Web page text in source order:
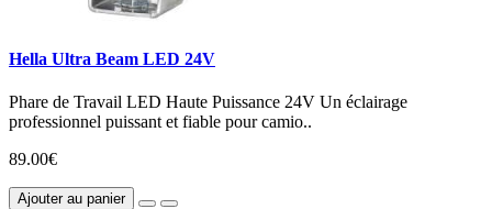
Hella Ultra Beam LED 24V
Phare de Travail LED Haute Puissance 24V Un éclairage
professionnel puissant et fiable pour camio..
89.00€
Ajouter au panier